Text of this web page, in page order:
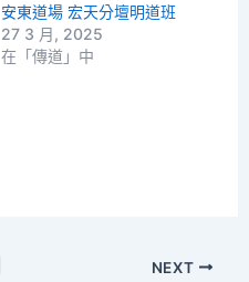
安東道場 宏天分壇明道班
27 3 月, 2025
在「傳道」中
NEXT